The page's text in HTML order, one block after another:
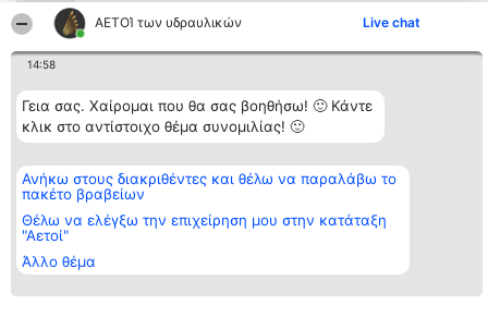
ΑΕΤΟΊ των υδραυλικών Live chat
14:58
Γεια σας. Χαίρομαι που θα σας βοηθήσω! 🙂 Κάντε
κλικ στο αντίστοιχο θέμα συνομιλίας! 🙂
Ανήκω στους διακριθέντες και θέλω να παραλάβω το
πακέτο βραβείων
Θέλω να ελέγξω την επιχείρηση μου στην κατάταξη
"Αετοί"
Άλλο θέμα
Διοργανωτής της
κατάταξης
BEAUTIFUL COMPANY
ΤΗΛ. ΕΠΙΚΟΙΝΩΝΙΑΣ:
2104128019
email:
aetoi@beautifulcompany.co
Κατάταξη
Διακριθέντες
Λίστα όλων
διακριθέντων
Μεθοδολογία
προϋποθέσεις
Επικοινωνία